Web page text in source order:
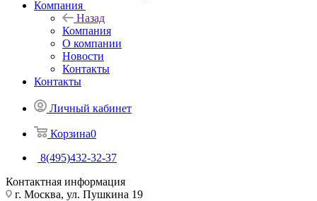
Компания
Назад
Компания
О компании
Новости
Контакты
Контакты
Личный кабинет
Корзина0
8(495)432-32-37
Контактная информация
г. Москва, ул. Пушкина 19